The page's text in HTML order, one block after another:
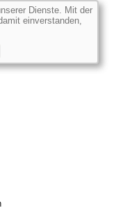
Dienste. Mit der
einverstanden,